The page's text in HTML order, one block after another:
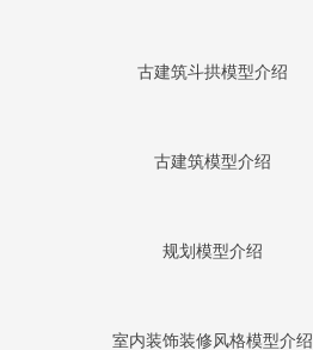
古建筑斗拱模型介绍
古建筑模型介绍
规划模型介绍
室内装饰装修风格模型介绍